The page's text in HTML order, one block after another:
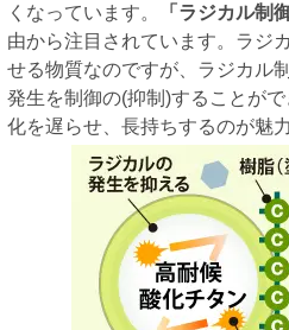
くなっています。
「ラジカル制
由から注目されています。ラジ
せる物質なのですが、ラジカル
発生を制御の(抑制)することが
化を遅らせ、長持ちするのが魅力